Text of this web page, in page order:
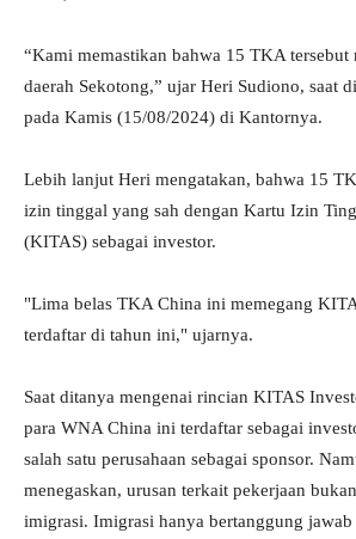
“Kami memastikan bahwa 15 TKA
daerah Sekotong,” ujar Heri Sudiono, saat
pada Kamis (15/08/2024) di Kantornya.
Lebih lanjut Heri mengatakan, bahwa 15
izin tinggal yang sah dengan Kartu Izin
(KITAS) sebagai investor.
"Lima belas TKA China ini memegang
terdaftar di tahun ini," ujarnya.
Saat ditanya mengenai rincian KITAS
para WNA China ini terdaftar sebagai
salah satu perusahaan sebagai sponsor.
menegaskan, urusan terkait pekerjaan
imigrasi. Imigrasi hanya bertanggung jawab